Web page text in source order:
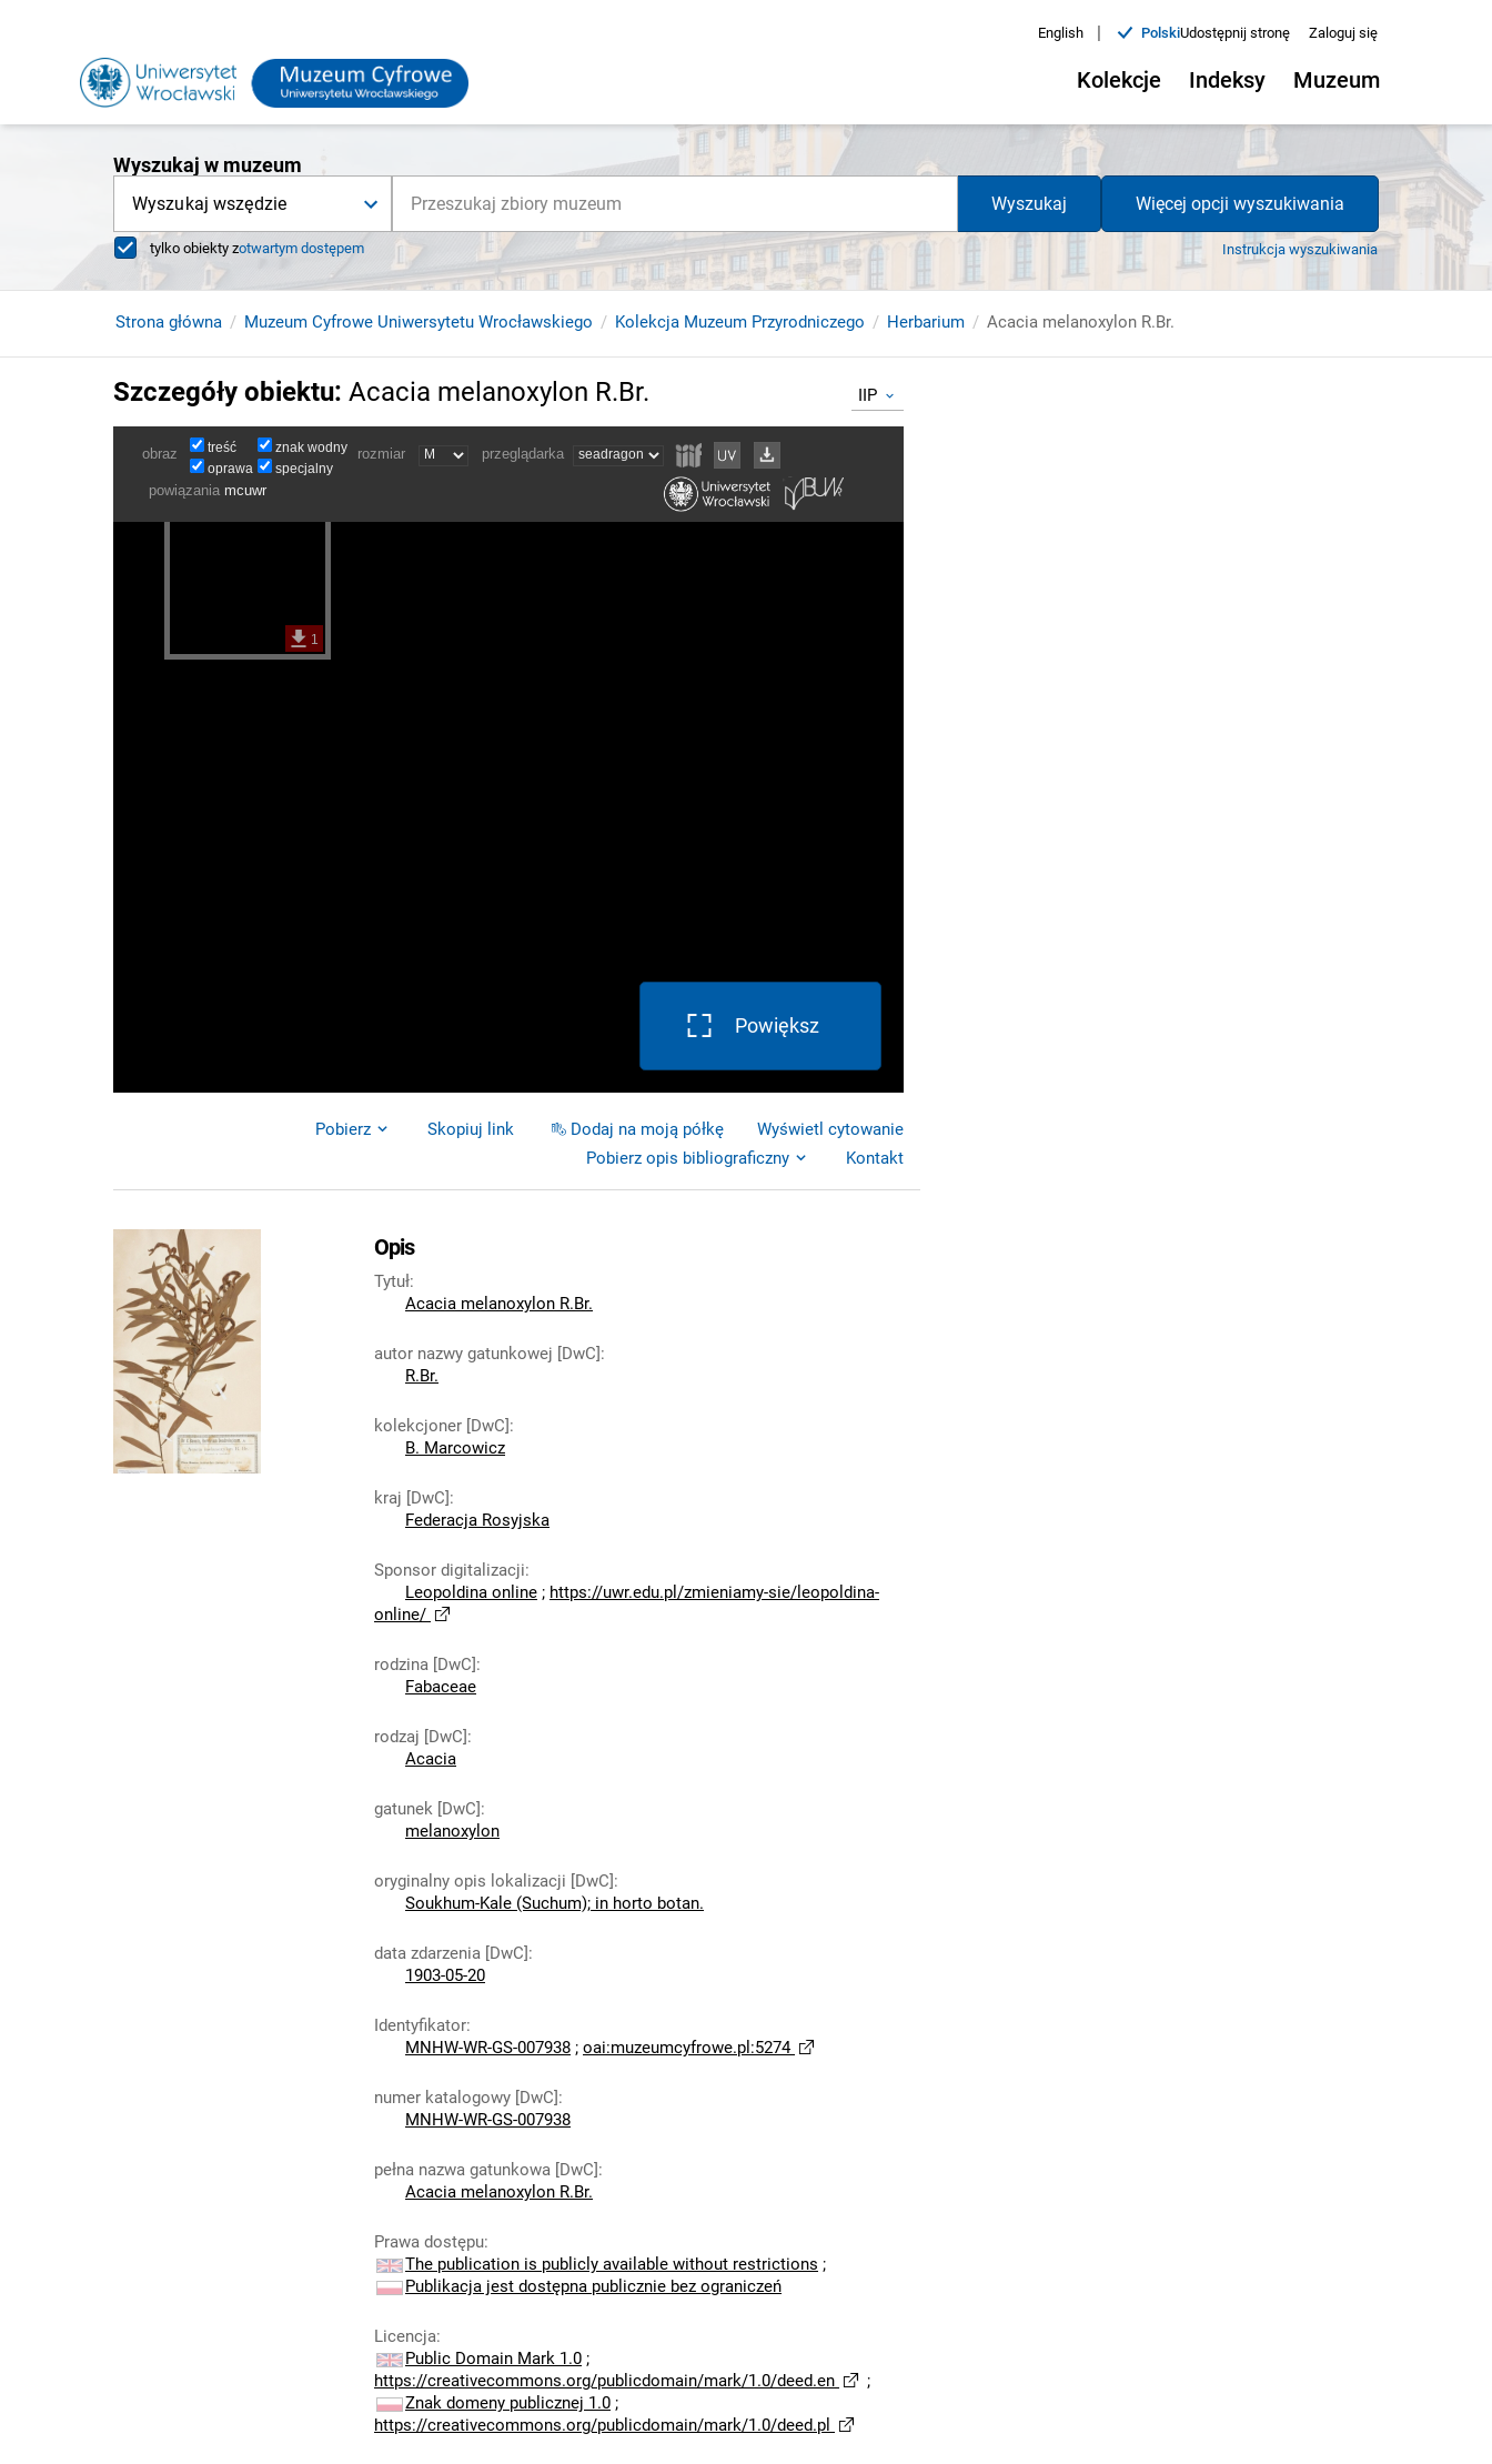
English | PolskiUdostępnij stronę Zaloguj się
Kolekcje Indeksy Muzeum
Wyszukaj w muzeum
Wyszukaj wszędzie Wyszukaj Więcej opcji wyszukiwania
tylko obiekty zotwartym dostępem Instrukcja wyszukiwania
Strona główna Muzeum Cyfrowe Uniwersytetu Wrocławskiego Kolekcja Muzeum Przyrodniczego Herbarium Acacia melanoxylon R.Br.
Szczegóły obiektu: Acacia melanoxylon R.Br. IIP
Powiększ
Pobierz Skopiuj link Dodaj na moją półkę
Wyświetl cytowanie
Pobierz opis bibliograficzny
Kontakt
Opis
Tytuł:
Acacia melanoxylon R.Br.
autor nazwy gatunkowej [DwC]:
R.Br.
kolekcjoner [DwC]:
B. Marcowicz
kraj [DwC]:
Federacja Rosyjska
Sponsor digitalizacji:
Leopoldina online ; https://uwr.edu.pl/zmieniamy-sie/leopoldina-
online/
rodzina [DwC]:
Fabaceae
rodzaj [DwC]:
Acacia
gatunek [DwC]:
melanoxylon
oryginalny opis lokalizacji [DwC]:
Soukhum-Kale (Suchum); in horto botan.
data zdarzenia [DwC]:
1903-05-20
Identyfikator:
MNHW-WR-GS-007938 ; oai:muzeumcyfrowe.pl:5274
numer katalogowy [DwC]:
MNHW-WR-GS-007938
pełna nazwa gatunkowa [DwC]:
Acacia melanoxylon R.Br.
Prawa dostępu:
The publication is publicly available without restrictions ;
Publikacja jest dostępna publicznie bez ograniczeń
Licencja:
Public Domain Mark 1.0 ;
https://creativecommons.org/publicdomain/mark/1.0/deed.en
;
Znak domeny publicznej 1.0 ;
https://creativecommons.org/publicdomain/mark/1.0/deed.pl